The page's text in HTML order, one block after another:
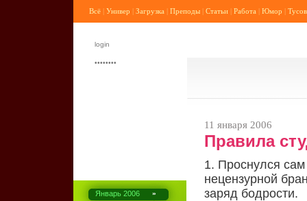
Всё | Универ | Загрузка | Преподы | Статьи | Работа | Юмор |
Январь 2006
»
11 января 2006
Правила
1. Проснулся
нецензурной
заряд бодрости.